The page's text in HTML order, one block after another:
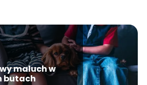
maluch w
butach